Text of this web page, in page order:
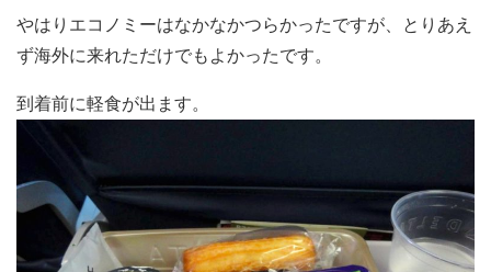
やはりエコノミーはなかなかつらかったですが、とりあえ
ず海外に来れただけでもよかったです。
到着前に軽食が出ます。